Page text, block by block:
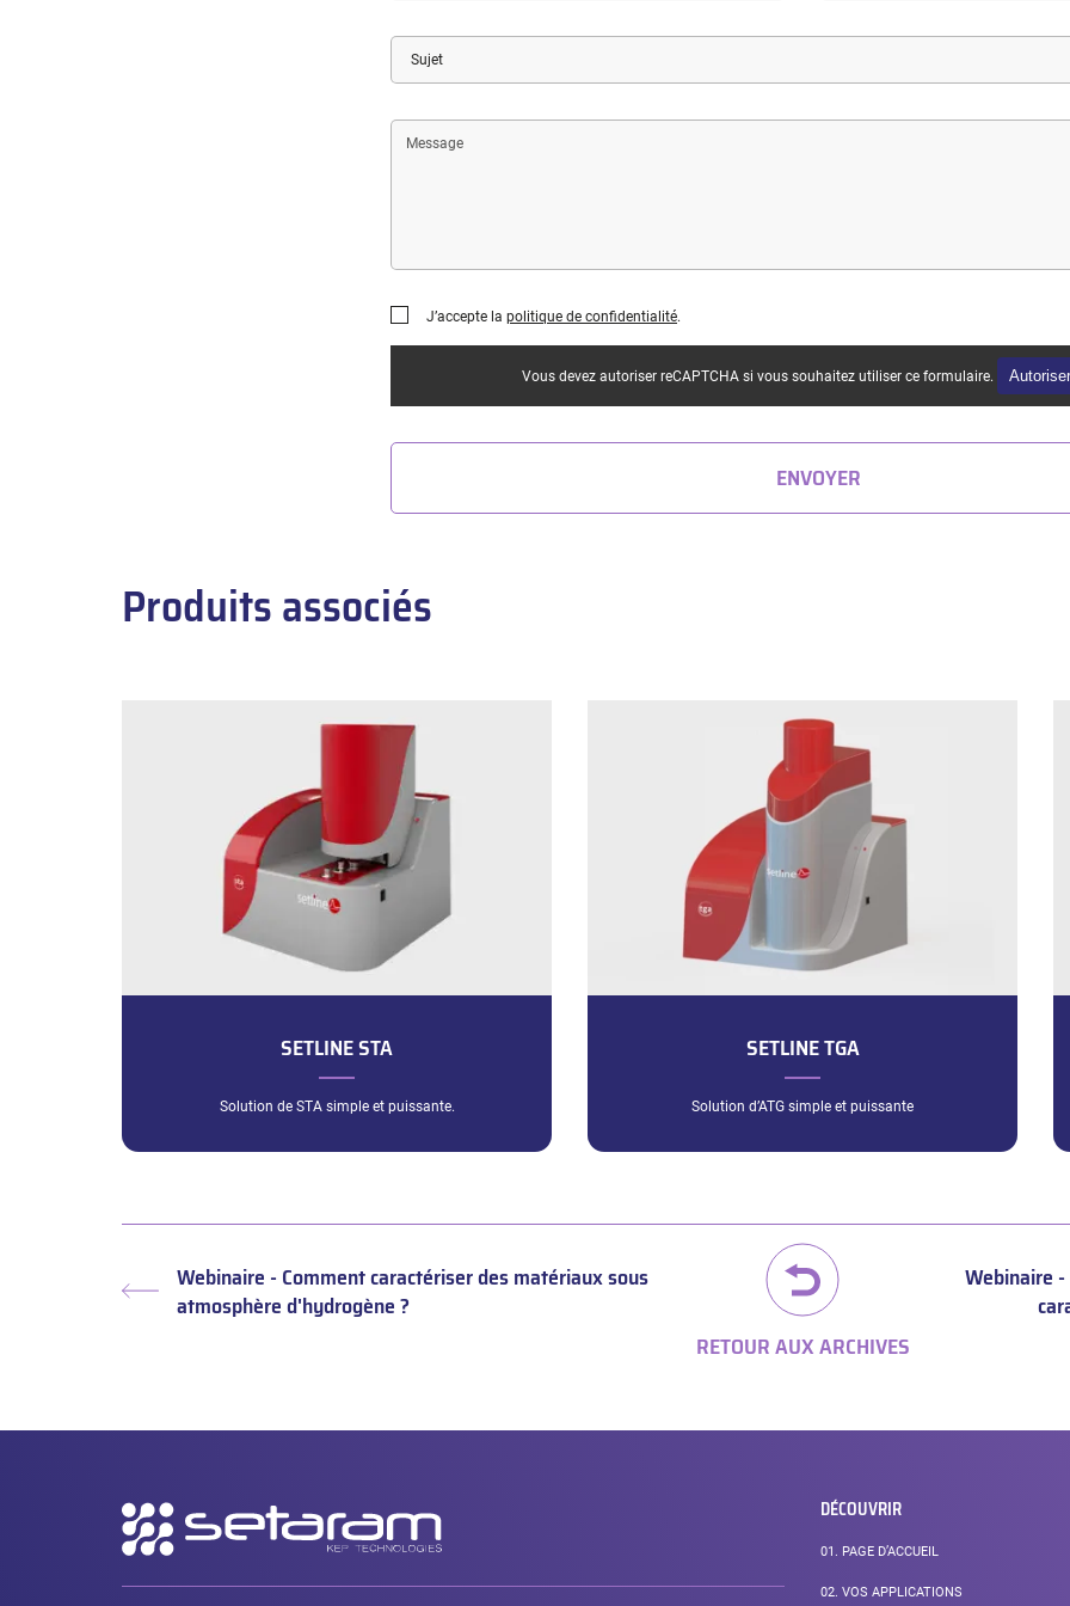
ou
Sujet
Message
J’accepte la politique de confidentialité.
Vous devez autoriser reCAPTCHA si vous souhaitez utiliser ce formulaire. Autoriser
ENVOYER
Produits associés
SETLINE STA
Solution de STA simple et puissante.
SETLINE TGA
Solution d’ATG simple et puissante
Article
Webinaire - Comment caractériser des matériaux sous
atmosphère d'hydrogène ?
Webinaire -
RETOUR AUX ARCHIVES
Navigation
secondaire
DÉCOUVRIR
01. PAGE D’ACCUEIL
02. VOS APPLICATIONS